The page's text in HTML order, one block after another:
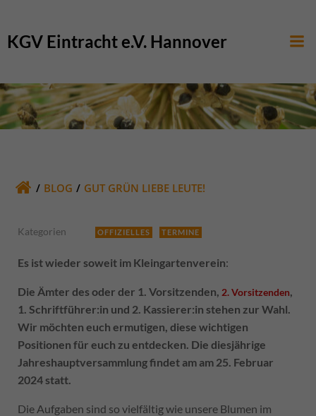
springen
KGV Eintracht e.V. Hannover
BLOG GUT GRÜN LIEBE LEUTE!
Kategorien OFFIZIELLES TERMINE
Es ist wieder soweit im Kleingartenverein:
Die Ämter des oder der 1. Vorsitzenden, 2. Vorsitzenden,
1. Schriftführer:in und 2. Kassierer:in stehen zur Wahl.
Wir möchten euch ermutigen, diese wichtigen
Positionen für euch zu entdecken. Die diesjährige
Jahreshauptversammlung findet am am 25. Februar
2024 statt.
Die Aufgaben sind so vielfältig wie unsere Blumen im